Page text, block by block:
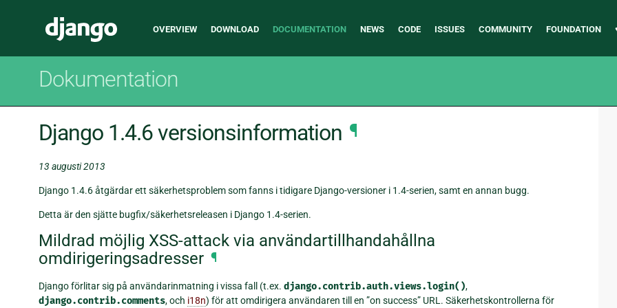
Django
Main
OVERVIEW DOWNLOAD DOCUMENTATION NEWS CODE ISSUES COMMUNITY FOUNDATION
Dokumentation
Django 1.4.6 versionsinformation ¶
13 augusti 2013
Django 1.4.6 åtgärdar ett säkerhetsproblem som fanns i tidigare Django-versioner i 1.4-serien, samt en annan bugg.
Detta är den sjätte bugfix/säkerhetsreleasen i Django 1.4-serien.
Mildrad möjlig XSS-attack via användartillhandahållna
omdirigeringsadresser ¶
Django förlitar sig på användarinmatning i vissa fall (t.ex. django.contrib.auth.views.login(),
django.contrib.comments, och i18n) för att omdirigera användaren till en ”on success” URL. Säkerhetskontrollerna för